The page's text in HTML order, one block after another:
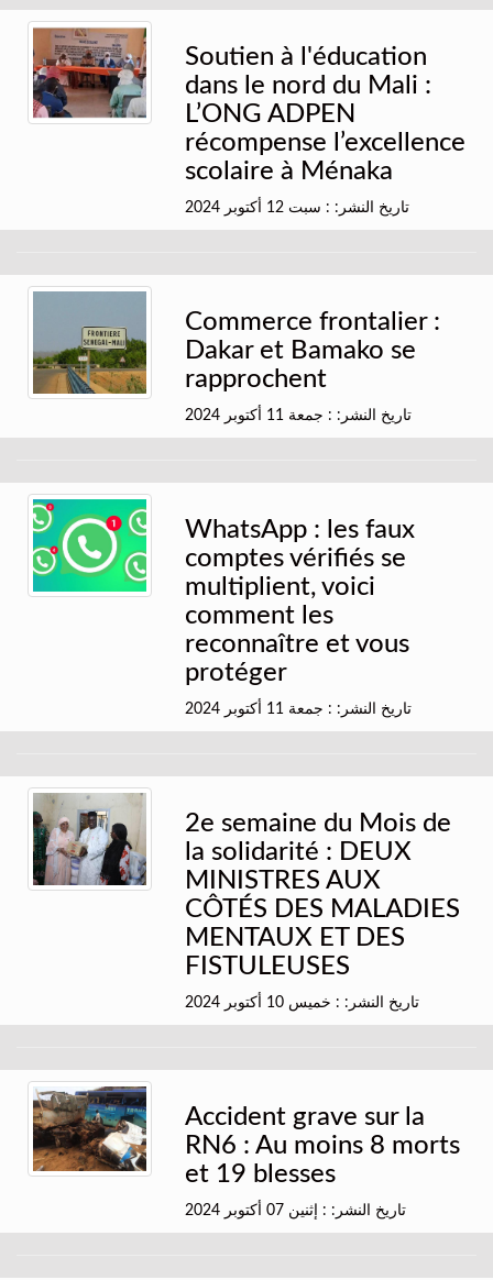
Soutien à l'éducation
dans le nord du Mali :
L’ONG ADPEN
récompense l’excellence
scolaire à Ménaka
تاريخ النشر: : سبت 12 أكتوبر 2024
Commerce frontalier :
Dakar et Bamako se
rapprochent
تاريخ النشر: : جمعة 11 أكتوبر 2024
WhatsApp : les faux
comptes vérifiés se
multiplient, voici
comment les
reconnaître et vous
protéger
تاريخ النشر: : جمعة 11 أكتوبر 2024
2e semaine du Mois de
la solidarité : DEUX
MINISTRES AUX
CÔTÉS DES MALADIES
MENTAUX ET DES
FISTULEUSES
تاريخ النشر: : خميس 10 أكتوبر 2024
Accident grave sur la
RN6 : Au moins 8 morts
et 19 blesses
تاريخ النشر: : إثنين 07 أكتوبر 2024